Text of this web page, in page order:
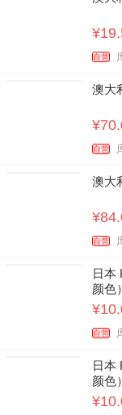
自营
澳大
自营
澳大
自营
日本
颜色）
自营
日本
颜色）